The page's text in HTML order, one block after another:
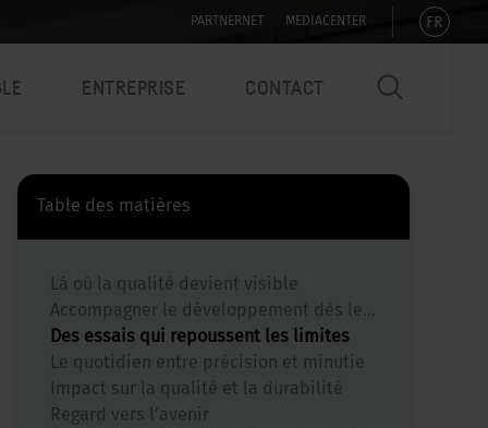
PARTNERNET MEDIACENTER FR
ENTREPRISE CONTACT
Table des matières
Là où la qualité devient visible
Accompagner le développement dès le début
Des essais qui repoussent les limites
Le quotidien entre précision et minutie
Impact sur la qualité et la durabilité
Regard vers l’avenir